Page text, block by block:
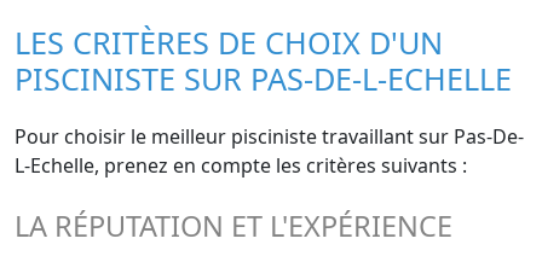
LES CRITÈRES DE CHOIX D'UN
PISCINISTE SUR PAS-DE-L-ECHELLE
Pour choisir le meilleur pisciniste travaillant sur Pas-De-
L-Echelle, prenez en compte les critères suivants :
LA RÉPUTATION ET L'EXPÉRIENCE